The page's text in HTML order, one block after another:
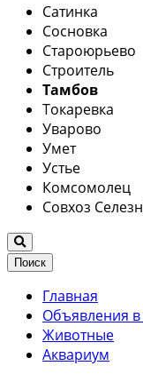
Сатинка
Сосновка
Староюрьево
Строитель
Тамбов
Токаревка
Уварово
Умет
Устье
Комсомолец
Совхоз
Поиск
Главная
Объявления
Животные
Аквариум